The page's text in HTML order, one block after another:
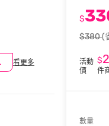
冰巾 看更多
$
$380(
活動
價
$
件
數量